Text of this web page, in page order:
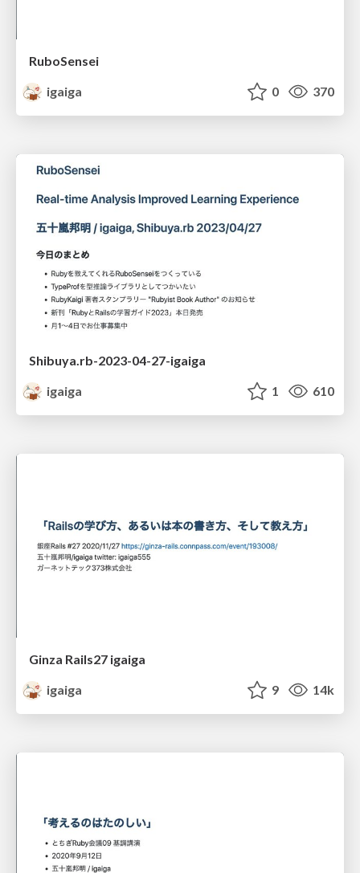
RuboSensei
igaiga
0 370
Shibuya.rb-2023-04-27-igaiga
igaiga
1 610
Ginza Rails27 igaiga
igaiga
9 14k